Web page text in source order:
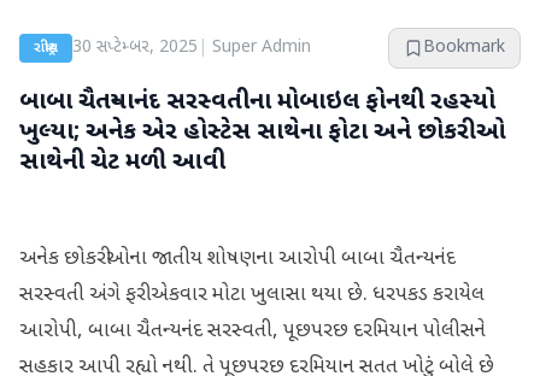
રાષ્ટ્રીય 30 સપ્ટેમ્બર, 2025 Super Admin Bookmark
બાબા ચૈતન્યાનંદ સરસ્વતીના મોબાઇલ ફોનથી રહસ્યો
ખુલ્યા; અનેક એર હોસ્ટેસ સાથેના ફોટા અને છોકરીઓ
સાથેની ચેટ મળી આવી
અનેક છોકરીઓના જાતીય શોષણના આરોપી બાબા ચૈતન્યનંદ
સરસ્વતી અંગે ફરી એકવાર મોટા ખુલાસા થયા છે. ધરપકડ કરાયેલ
આરોપી, બાબા ચૈતન્યનંદ સરસ્વતી, પૂછપરછ દરમિયાન પોલીસને
સહકાર આપી રહ્યો નથી. તે પૂછપરછ દરમિયાન સતત ખોટું બોલે છે